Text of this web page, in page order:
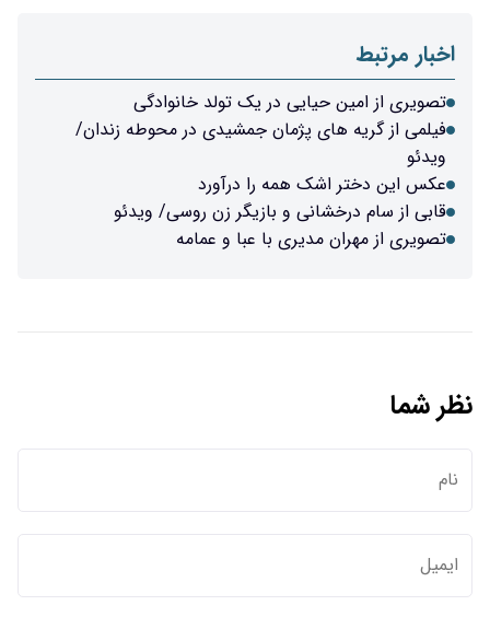
اخبار مرتبط
تصویری از امین حیایی در یک تولد خانوادگی
فیلمی از گریه های پژمان جمشیدی در محوطه زندان/
ویدئو
عکس این دختر اشک همه را درآورد
قابی از سام درخشانی و بازیگر زن روسی/ ویدئو
تصویری از مهران مدیری با عبا و عمامه
نظر شما